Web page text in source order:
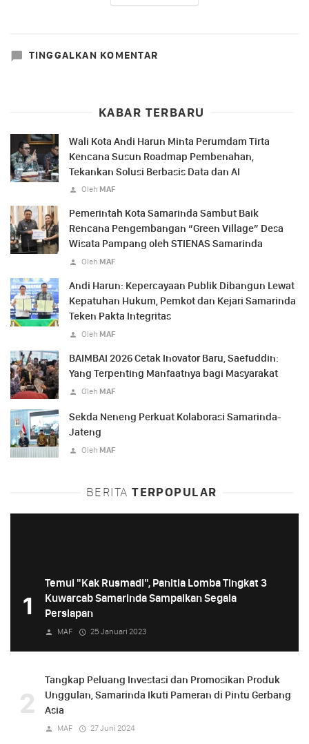
TINGGALKAN KOMENTAR
KABAR TERBARU
Wali Kota Andi Harun Minta Perumdam Tirta
Kencana Susun Roadmap Pembenahan,
Tekankan Solusi Berbasis Data dan AI
Oleh MAF
Pemerintah Kota Samarinda Sambut Baik
Rencana Pengembangan “Green Village” Desa
Wisata Pampang oleh STIENAS Samarinda
Oleh MAF
Andi Harun: Kepercayaan Publik Dibangun Lewat
Kepatuhan Hukum, Pemkot dan Kejari Samarinda
Teken Pakta Integritas
Oleh MAF
BAIMBAI 2026 Cetak Inovator Baru, Saefuddin:
Yang Terpenting Manfaatnya bagi Masyarakat
Oleh MAF
Sekda Neneng Perkuat Kolaborasi Samarinda-
Jateng
Oleh MAF
BERITA TERPOPULAR
1
Temui "Kak Rusmadi", Panitia Lomba Tingkat 3
Kuwarcab Samarinda Sampaikan Segala
Persiapan
MAF 25 Januari 2023
2
Tangkap Peluang Investasi dan Promosikan Produk
Unggulan, Samarinda Ikuti Pameran di Pintu Gerbang
Asia
MAF 27 Juni 2024